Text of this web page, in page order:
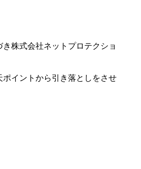
株式会社ネットプロテクショ
イントから引き落としをさせ